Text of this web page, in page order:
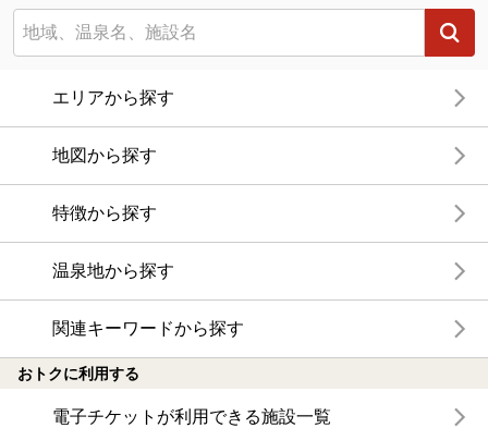
エリアから探す
地図から探す
特徴から探す
温泉地から探す
関連キーワードから探す
おトクに利用する
電子チケットが利用できる施設一覧